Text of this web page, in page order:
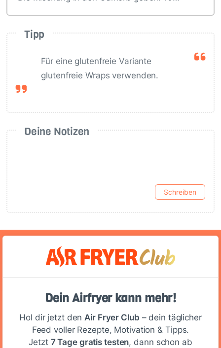
Dein Airfryer kann mehr!
Hol dir jetzt denAir Fryer Club – dein täglicher
Feed voller Rezepte, Motivation & Tipps.
Jetzt 7 Tage gratis testen, dann schon ab
Tipp
Für eine glutenfreie Variante
glutenfreie Wraps verwenden.
Deine Notizen
Schreiben
Ernährungswerte
Kalorien
28 g
Eiweiß
28 g
KH Fett